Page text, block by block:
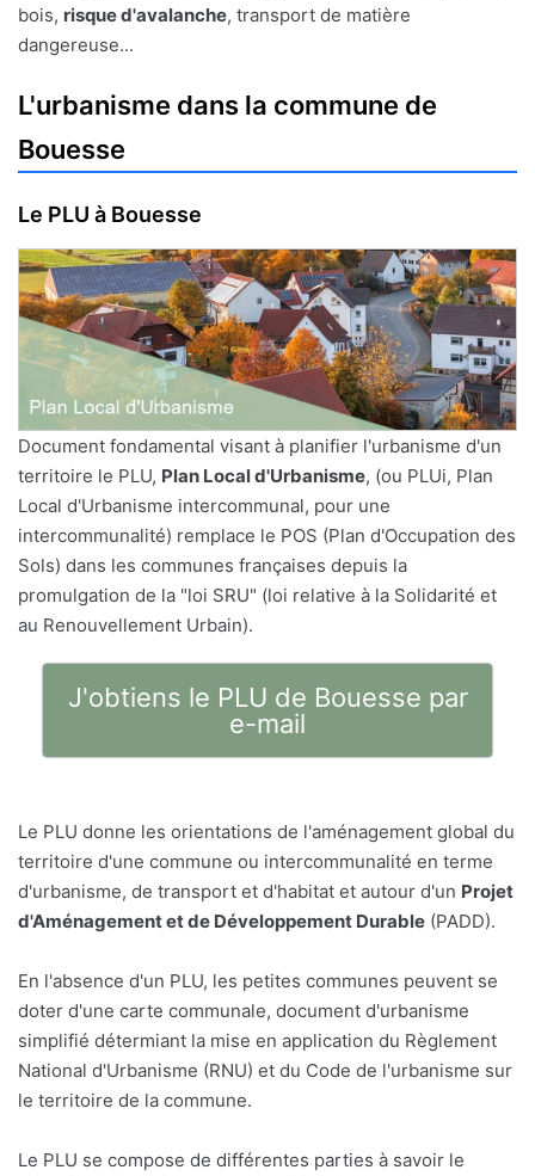
bois, risque d'avalanche, transport de matière
dangereuse...
L'urbanisme dans la commune de
Bouesse
Le PLU à Bouesse
Document fondamental visant à planifier l'urbanisme d'un
territoire le PLU, Plan Local d'Urbanisme, (ou PLUi, Plan
Local d'Urbanisme intercommunal, pour une
intercommunalité) remplace le POS (Plan d'Occupation des
Sols) dans les communes françaises depuis la
promulgation de la "loi SRU" (loi relative à la Solidarité et
au Renouvellement Urbain).
J'obtiens le PLU de Bouesse par
e-mail
Le PLU donne les orientations de l'aménagement global du
territoire d'une commune ou intercommunalité en terme
d'urbanisme, de transport et d'habitat et autour d'un Projet
d'Aménagement et de Développement Durable (PADD).
En l'absence d'un PLU, les petites communes peuvent se
doter d'une carte communale, document d'urbanisme
simplifié détermiant la mise en application du Règlement
National d'Urbanisme (RNU) et du Code de l'urbanisme sur
le territoire de la commune.
Le PLU se compose de différentes parties à savoir le